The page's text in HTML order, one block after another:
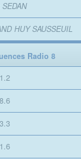
SEDAN
HUY SAUSSEUIL
Radio 8